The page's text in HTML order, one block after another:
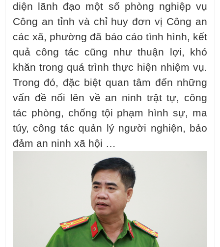
diện lãnh đạo một số phòng nghiệp vụ
Công an tỉnh và chỉ huy đơn vị Công an
các xã, phường đã báo cáo tình hình, kết
quả công tác cũng như thuận lợi, khó
khăn trong quá trình thực hiện nhiệm vụ.
Trong đó, đặc biệt quan tâm đến những
vấn đề nổi lên về an ninh trật tự, công
tác phòng, chống tội phạm hình sự, ma
túy, công tác quản lý người nghiện, bảo
đảm an ninh xã hội …